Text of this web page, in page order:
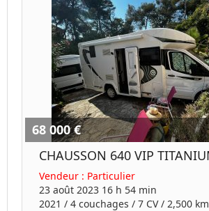
68 000 €
CHAUSSON 640 VIP
Vendeur : Particulier
23 août 2023 16 h 54 min
2021 / 4 couchages / 7 CV / 2,500 km